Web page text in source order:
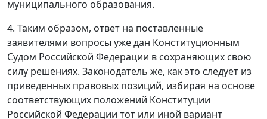
муниципального образования.
4. Таким образом, ответ на поставленные
заявителями вопросы уже дан Конституционным
Судом Российской Федерации в сохраняющих свою
силу решениях. Законодатель же, как это следует из
приведенных правовых позиций, избирая на основе
соответствующих положений Конституции
Российской Федерации тот или иной вариант